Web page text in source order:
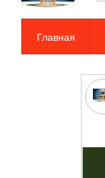
Главная